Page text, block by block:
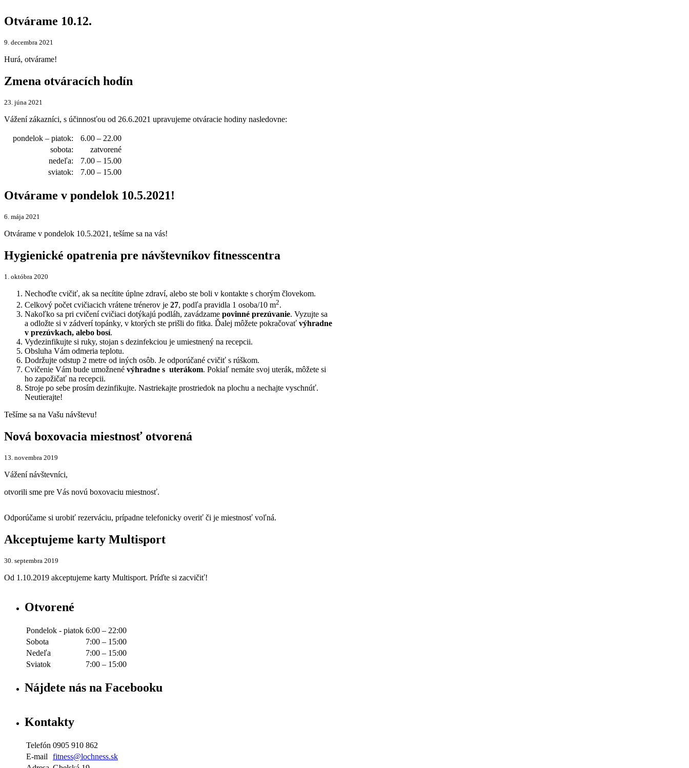
Otvárame 10.12.
9. decembra 2021
Hurá, otvárame!
Zmena otváracích hodín
23. júna 2021
Vážení zákazníci, s účinnosťou od 26.6.2021 upravujeme otváracie hodiny nasledovne:
pondelok – piatok:
6.00 – 22.00
sobota:
zatvorené
nedeľa:
7.00 – 15.00
sviatok:
7.00 – 15.00
Otvárame v pondelok 10.5.2021!
6. mája 2021
Otvárame v pondelok 10.5.2021, tešíme sa na vás!
Hygienické opatrenia pre návštevníkov fitnesscentra
1. októbra 2020
Nechoďte cvičiť, ak sa necítite úplne zdraví, alebo ste boli v kontakte s chorým človekom.
Celkový počet cvičiacich vrátene trénerov je 27, podľa pravidla 1 osoba/10 m2.
Nakoľko sa pri cvičení cvičiaci dotýkajú podláh, zavádzame povinné prezúvanie. Vyzujte sa
a odložte si v zádverí topánky, v ktorých ste prišli do fitka. Ďalej môžete pokračovať výhradne
v prezúvkach, alebo bosí.
Vydezinfikujte si ruky, stojan s dezinfekciou je umiestnený na recepcii.
Obsluha Vám odmeria teplotu.
Dodržujte odstup 2 metre od iných osôb. Je odporúčané cvičiť s rúškom.
Cvičenie Vám bude umožnené výhradne s uterákom. Pokiaľ nemáte svoj uterák, môžete si
ho zapožičať na recepcii.
Stroje po sebe prosím dezinfikujte. Nastriekajte prostriedok na plochu a nechajte vyschnúť.
Neutierajte!
Tešíme sa na Vašu návštevu!
Nová boxovacia miestnosť otvorená
13. novembra 2019
Vážení návštevníci,
otvorili sme pre Vás novú boxovaciu miestnosť.
Odporúčame si urobiť rezerváciu, prípadne telefonicky overiť či je miestnosť voľná.
Akceptujeme karty Multisport
30. septembra 2019
Od 1.10.2019 akceptujeme karty Multisport. Príďte si zacvičiť!
Otvorené
Pondelok - piatok 6:00 – 22:00
Sobota
7:00 – 15:00
Nedeľa
7:00 – 15:00
Sviatok
7:00 – 15:00
Nájdete nás na Facebooku
Kontakty
Telefón 0905 910 862
E-mail
fitness@lochness.sk